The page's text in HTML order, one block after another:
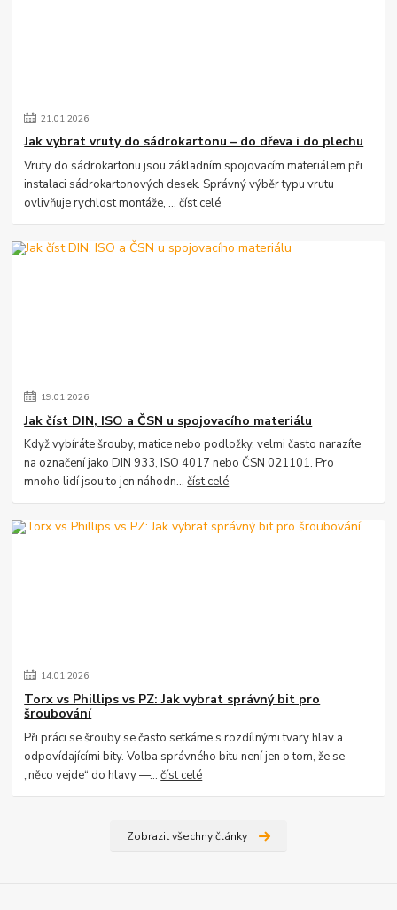
21.01.2026
Jak vybrat vruty do sádrokartonu – do dřeva i do plechu
Vruty do sádrokartonu jsou základním spojovacím materiálem při
instalaci sádrokartonových desek. Správný výběr typu vrutu
ovlivňuje rychlost montáže, ...číst celé
19.01.2026
Jak číst DIN, ISO a ČSN u spojovacího materiálu
Když vybíráte šrouby, matice nebo podložky, velmi často narazíte
na označení jako DIN 933, ISO 4017 nebo ČSN 021101. Pro
mnoho lidí jsou to jen náhodn...číst celé
14.01.2026
Torx vs Phillips vs PZ: Jak vybrat správný bit pro
šroubování
Při práci se šrouby se často setkáme s rozdílnými tvary hlav a
odpovídajícími bity. Volba správného bitu není jen o tom, že se
„něco vejde“ do hlavy —...číst celé
Zobrazit všechny články